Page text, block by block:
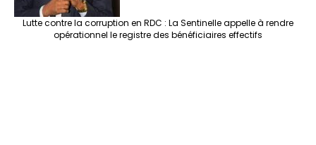
Lutte contre la corruption en RDC : La Sentinelle appelle à rendre
opérationnel le registre des bénéficiaires effectifs